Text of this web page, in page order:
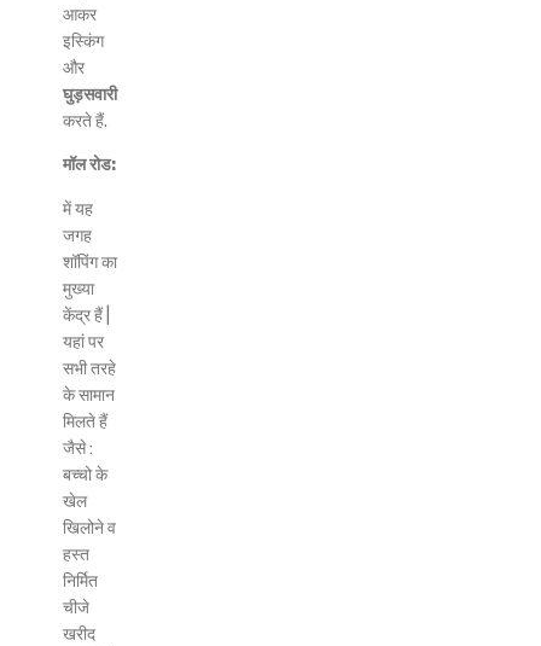
आकर
इस्किंग
और
घुड़सवारी
करते हैं.
मॉल रोड:
में यह
जगह
शॉपिंग का
मुख्या
केंद्र हैं |
यहां पर
सभी तरहे
के सामान
मिलते हैं
जैसे :
बच्चो के
खेल
खिलोने व
हस्त
निर्मित
चीजे
खरीद